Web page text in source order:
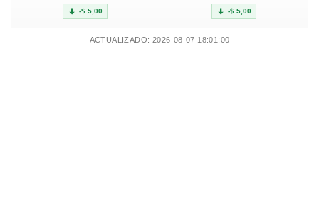
-$ 5,00 -$ 5,00
ACTUALIZADO: 2026-08-07 18:01:00